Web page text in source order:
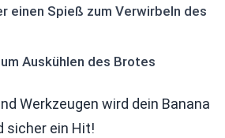
einen Spieß zum Verwirbeln des
Auskühlen des Brotes
Werkzeugen wird dein Banana
sicher ein Hit!